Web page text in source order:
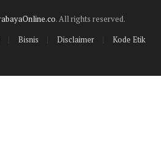
. All rights reserved.
Bisnis Disclaimer Kode Etik